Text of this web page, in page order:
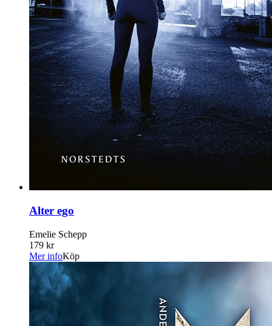
Alter ego
Emelie Schepp
179 kr
Mer infoKöp